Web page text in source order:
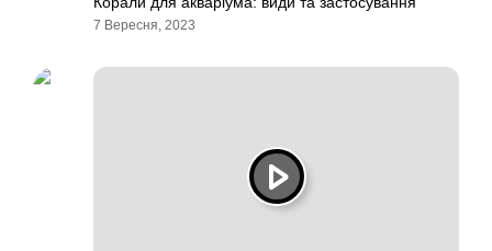
7 Вересня, 2023